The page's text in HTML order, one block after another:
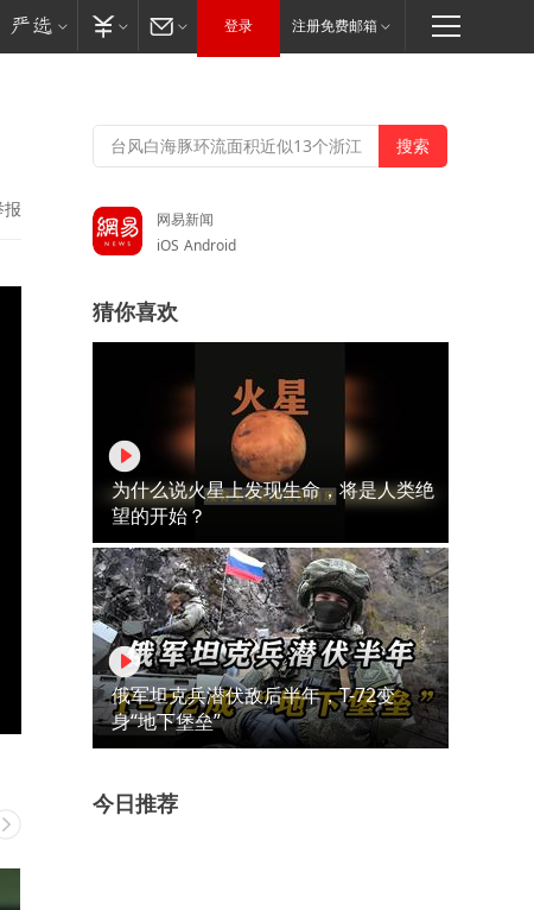
登录 注册免费邮箱
报
网易新闻
iOS Android
猜你喜欢
为什么说火星上发现生命，将是人类绝
望的开始？
俄军坦克兵潜伏敌后半年，T-72变
身“地下堡垒”
今日推荐